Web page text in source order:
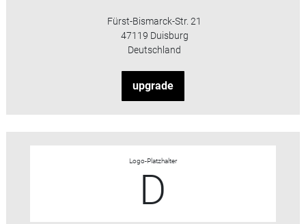
Fürst-Bismarck-Str. 21
47119 Duisburg
Deutschland
upgrade
Logo-Platzhalter
D